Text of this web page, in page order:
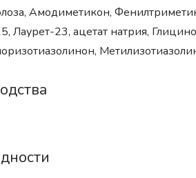
Амодиметикон,
Лаурет-23, ацетат натрия,